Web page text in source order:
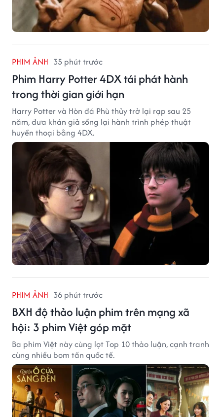
PHIM ẢNH 35 phút trước
Phim Harry Potter 4DX tái phát hành
trong thời gian giới hạn
Harry Potter và Hòn đá Phù thủy trở lại rạp sau 25
năm, đưa khán giả sống lại hành trình phép thuật
huyền thoại bằng 4DX.
PHIM ẢNH 36 phút trước
BXH độ thảo luận phim trên mạng xã
hội: 3 phim Việt góp mặt
Ba phim Việt này cùng lọt Top 10 thảo luận, cạnh tranh
cùng nhiều bom tấn quốc tế.